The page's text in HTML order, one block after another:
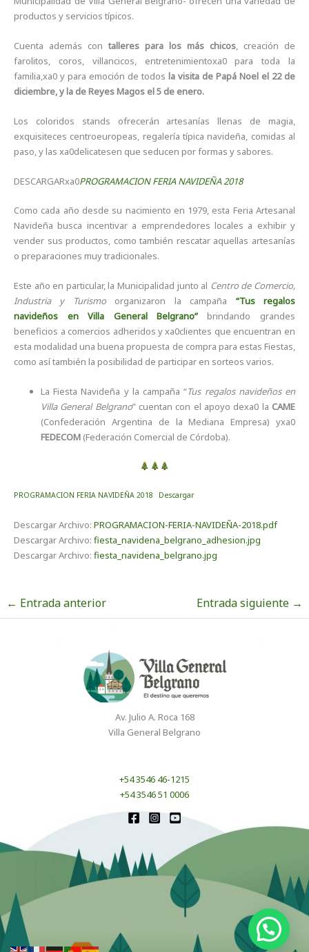
productos y servicios típicos.
Cuenta además contalleres para los más chicos, creación de
farolitos, coros, villancicos, entretenimientoxa0 para toda la
familia,xa0 y para emoción de todosla visita de Papá Noel el 22 de
diciembre, y la de Reyes Magos el 5 de enero.
Los coloridos stands ofrecerán artesanías llenas de magia,
exquisiteces centroeuropeas, regalería típica navideña, comidas al
paso, y las xa0delicatesen que seducen por formas y sabores.
DESCARGARxa0PROGRAMACION FERIA NAVIDEÑA 2018
Como cada año desde su nacimiento en 1979, esta Feria Artesanal
Navideña busca incentivar a emprendedores locales a exhibir y
vender sus productos, como también rescatar aquellas artesanías
o preparaciones muy tradicionales.
Este año en particular, la Municipalidad junto al Centro de Comercio,
Industria y Turismoorganizaron la campaña “Tus regalos
navideños en Villa General Belgrano” brindando grandes
beneficios a comercios adheridos y xa0clientes que encuentran en
esta modalidad una buena propuesta de compra para estas Fiestas,
como así también la posibilidad de participar en sorteos varios.
La Fiesta Navideña y la campaña “Tus regalos navideños en
Villa General Belgrano” cuentan con el apoyo dexa0 la CAME
(Confederación Argentina de la Mediana Empresa) yxa0
FEDECOM (Federación Comercial de Córdoba).
PROGRAMACION FERIA NAVIDEÑA 2018 Descargar
Descargar Archivo:PROGRAMACION-FERIA-NAVIDEÑA-2018.pdf
Descargar Archivo:fiesta_navidena_belgrano_adhesion.jpg
Descargar Archivo:fiesta_navidena_belgrano.jpg
← Entrada anterior Entrada siguiente →
Av. Julio A. Roca 168
Villa General Belgrano
+54 3546 46-1215
+54 3546 51 0006